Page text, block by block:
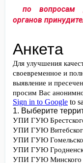
по вопросам
органов